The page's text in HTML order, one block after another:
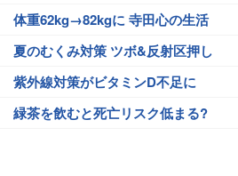
体重62kg→82kgに 寺田心の生活
夏のむくみ対策 ツボ&反射区押し
紫外線対策がビタミンD不足に
緑茶を飲むと死亡リスク低まる?